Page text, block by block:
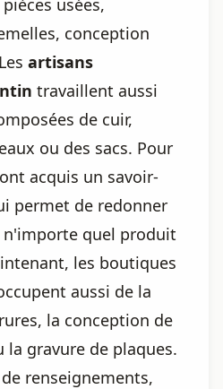
usées,
conception
artisans
travaillent aussi
de cuir,
ou des sacs. Pour
acquis un savoir-
permet de redonner
n'importe quel produit
les boutiques
aussi de la
la conception de
la gravure de plaques.
renseignements,